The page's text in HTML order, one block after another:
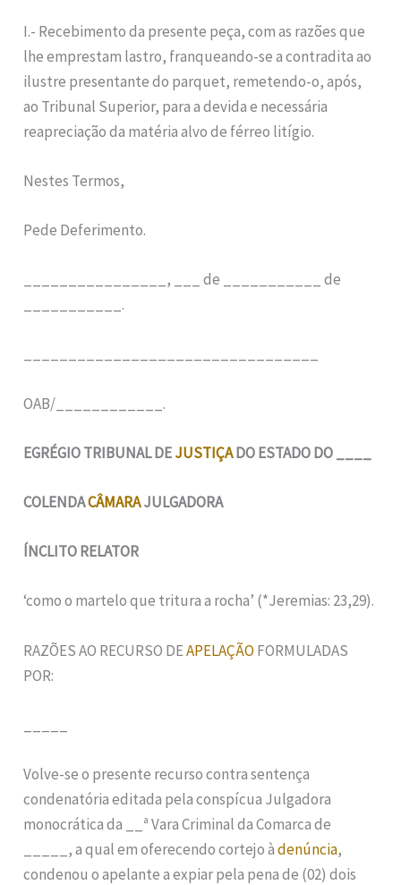
I.- Recebimento da presente peça, com as razões que
lhe emprestam lastro, franqueando-se a contradita ao
ilustre presentante do parquet, remetendo-o, após,
ao Tribunal Superior, para a devida e necessária
reapreciação da matéria alvo de férreo litígio.
Nestes Termos,
Pede Deferimento.
________________, ___ de ___________ de
___________.
OAB/____________.
EGRÉGIO TRIBUNAL DEJUSTIÇADO ESTADO DO ____
COLENDACÂMARAJULGADORA
ÍNCLITO RELATOR
‘como o martelo que tritura a rocha’ (*Jeremias: 23,29).
RAZÕES AO RECURSO DEAPELAÇÃO FORMULADAS
POR:
Volve-se o presente recurso contra sentença
condenatória editada pela conspícua Julgadora
monocrática da __ª Vara Criminal da Comarca de
_____, a qual em oferecendo cortejo àdenúncia,
condenou o apelante a expiar pela pena de (02) dois